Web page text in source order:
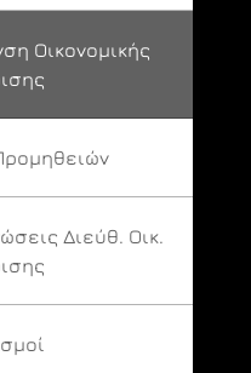
Οικονομικής
Διεύθ. Οικ.